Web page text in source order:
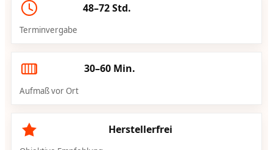
48–72 Std.
Terminvergabe
30–60 Min.
Aufmaß vor Ort
Herstellerfrei